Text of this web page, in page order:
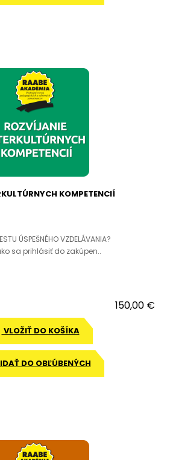
KOMPETENCIÍ
ÚSPEŠNÉHO VZDELÁVANIA?
sa prihlásiť do zakúpen..
150,00 €
VLOŽIŤ DO KOŠÍKA
DO OBĽÚBENÝCH